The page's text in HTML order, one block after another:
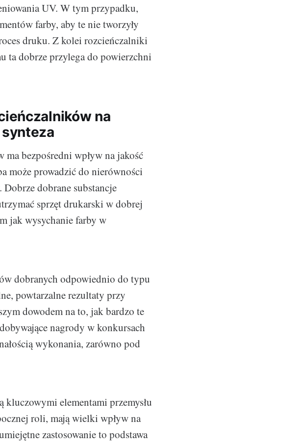
UV. W tym przypadku,
farby, aby te nie tworzyły
druku. Z kolei rozcieńczalniki
ta dobrze przylega do powierzchni
na
bezpośredni wpływ na jakość
może prowadzić do nierówności
dobrane substancje
sprzęt drukarski w dobrej
jak wysychanie farby w
dobranych odpowiednio do typu
powtarzalne rezultaty przy
dowodem na to, jak bardzo te
nagrody w konkursach
wykonania, zarówno pod
elementami przemysłu
roli, mają wielki wpływ na
zastosowanie to podstawa